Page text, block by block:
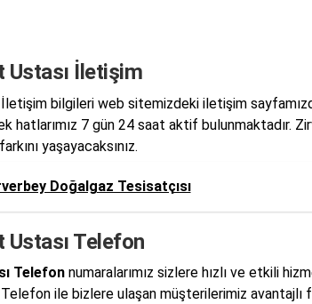
Ustası İletişim
bilgileri web sitemizdeki iletişim
hatlarımız 7 gün 24 saat aktif bulunmaktadır.
yaşayacaksınız.
Doğalgaz Tesisatçısı
Telefon
Telefonnumaralarımız sizlere hızlı ve etkili
ile bizlere ulaşan müşterilerimiz avantajlı